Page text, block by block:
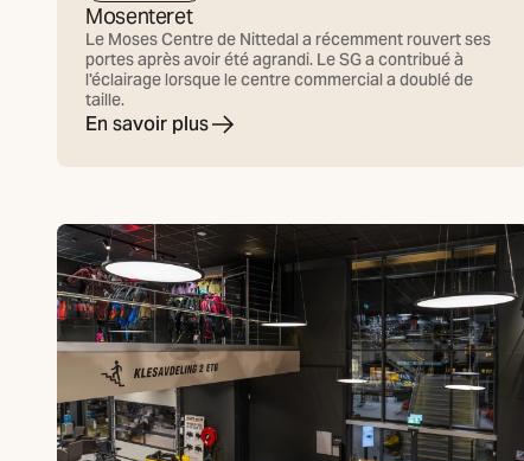
Mosenteret
Le Moses Centre de Nittedal a récemment rouvert ses
portes après avoir été agrandi. Le SG a contribué à
l'éclairage lorsque le centre commercial a doublé de
taille.
En savoir plus